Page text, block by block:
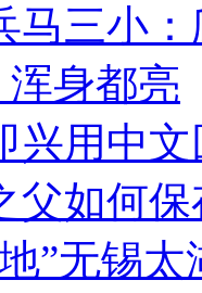
马三小
浑身都亮
兴用中
父如何
”无锡